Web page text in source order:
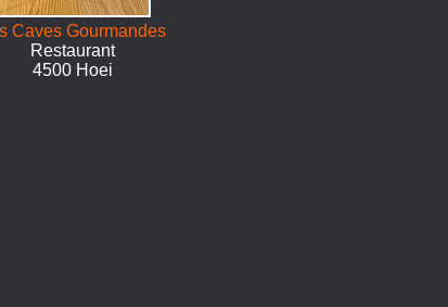
Caves Gourmandes
Restaurant
4500 Hoei